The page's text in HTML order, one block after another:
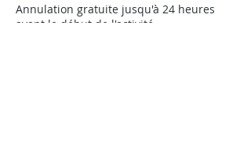
Annulation gratuite jusqu'à 24 heures
avant le début de l'activité.